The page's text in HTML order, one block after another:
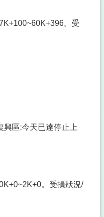
。受
興區:今天已達停止上
。受損狀況/